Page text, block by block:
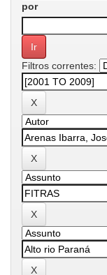
por
Filtros correntes: